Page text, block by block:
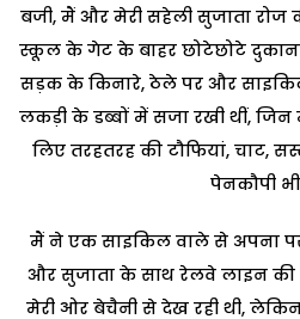
बजी, मैं और मेरी सहेली सुजाता
स्कूल के गेट के बाहर छोटेछोटे
सड़क के किनारे, ठेले पर और
लकड़ी के डब्बों में सजा रखी थीं,
लिए तरहतरह की टौफियां, चाट,
पेनकौपी भी
मैं ने एक साइकिल वाले से अपना
और सुजाता के साथ रेलवे लाइन की
मेरी ओर बेचैनी से देख रही थी,